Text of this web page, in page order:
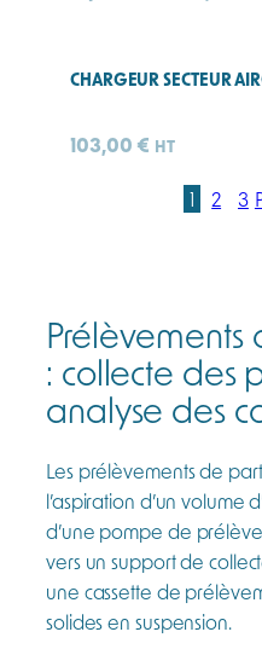
CHARGEUR SECTEUR
103,00 € HT
1 2 3
Prélèvements
: collecte des
analyse des
Les prélèvements de
l’aspiration d’un volume
d’une pompe de
vers un support de
une cassette de
solides en suspension.